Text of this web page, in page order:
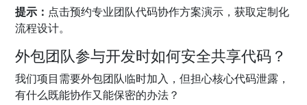
提示： 点击预约专业团队代码协作方案演示，获取定制化
流程设计。
外包团队参与开发时如何安全共享代码？
我们项目需要外包团队临时加入，但担心核心代码泄露，
有什么既能协作又能保密的办法？